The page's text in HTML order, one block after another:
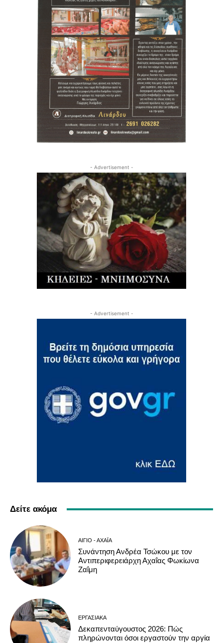
- Advertisement -
- Advertisement -
Δείτε ακόμα
ΑΊΓΙΟ - ΑΧΑΪ́Α
Συνάντηση Ανδρέα Τσώκου με τον
Αντιπεριφερειάρχη Αχαΐας Φωκίωνα
Ζαΐμη
ΕΡΓΑΣΙΑΚΆ
Δεκαπενταύγουστος 2026: Πώς
πληρώνονται όσοι εργαστούν την αργία